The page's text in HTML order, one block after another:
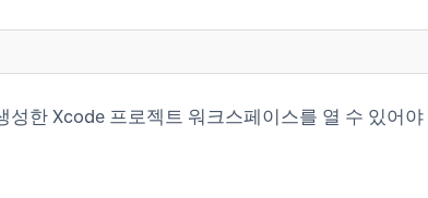
성한 Xcode 프로젝트 워크스페이스를 열 수 있어야